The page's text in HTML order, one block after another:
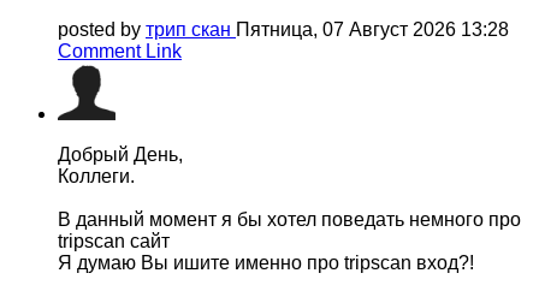
posted by трип скан Пятница, 07 Август 2026 13:28
Comment Link
Добрый День,
Коллеги.
В данный момент я бы хотел поведать немного про
tripscan сайт
Я думаю Вы ишите именно про tripscan вход?!